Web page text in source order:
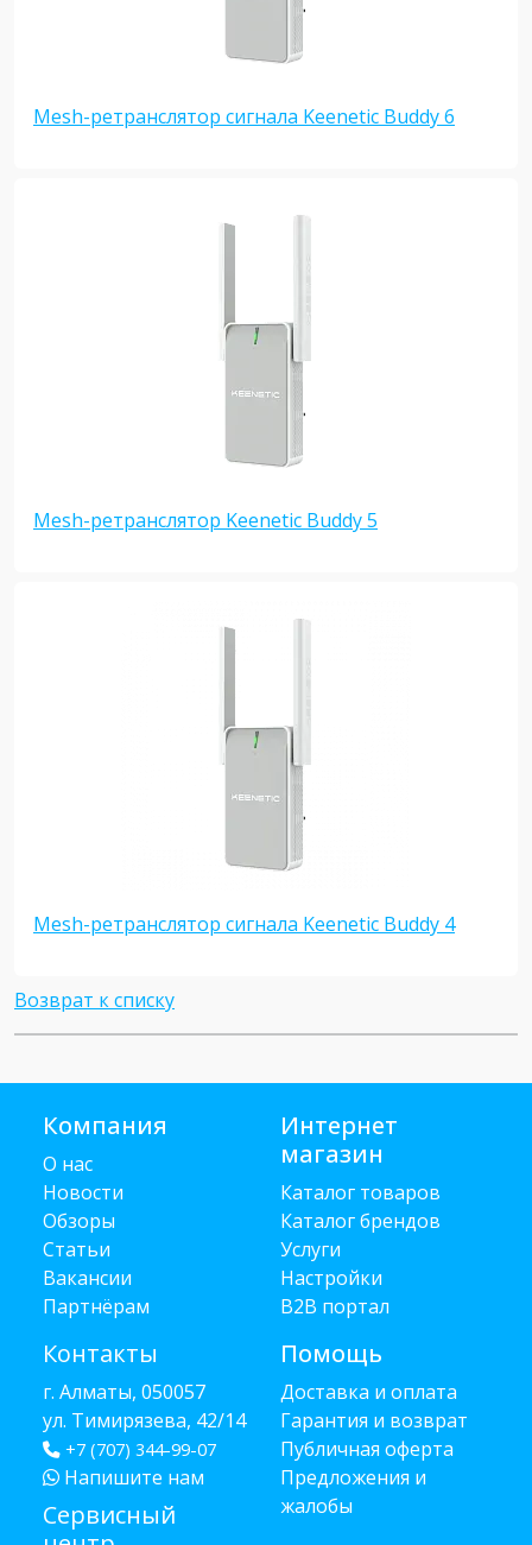
Mesh-ретранслятор сигнала Keenetic Buddy 6
Mesh-ретранслятор Keenetic Buddy 5
Mesh-ретранслятор сигнала Keenetic Buddy 4
Возврат к списку
Компания
О нас
Новости
Обзоры
Статьи
Вакансии
Партнёрам
Контакты
г. Алматы, 050057
ул. Тимирязева, 42/14
+7 (707) 344-99-07
Напишите нам
Сервисный
Интернет
магазин
Каталог товаров
Каталог брендов
Услуги
Настройки
B2B портал
Помощь
Доставка и оплата
Гарантия и возврат
Публичная оферта
Предложения и
жалобы